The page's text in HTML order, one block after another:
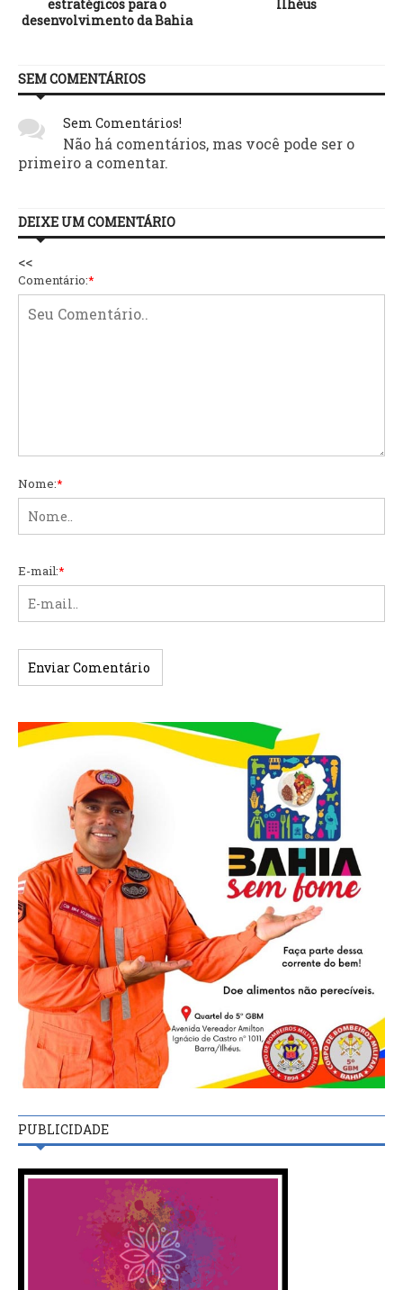
estratégicos para o
desenvolvimento da Bahia
Ilhéus
SEM COMENTÁRIOS
Sem Comentários!
Não há comentários, mas você pode ser o
primeiro a comentar.
DEIXE UM COMENTÁRIO
<<
Comentário:*
Nome:*
E-mail:*
PUBLICIDADE